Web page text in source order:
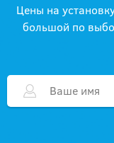
Цены на
большой по